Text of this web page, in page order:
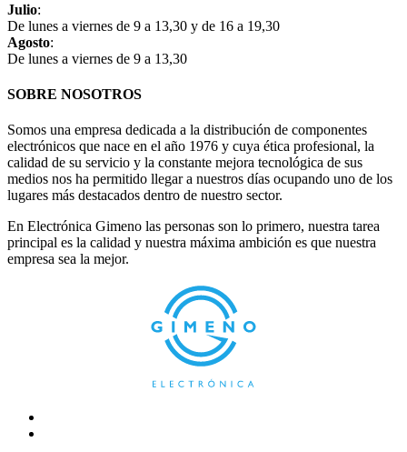
Julio:
De lunes a viernes de 9 a 13,30 y de 16 a 19,30
Agosto:
De lunes a viernes de 9 a 13,30
SOBRE NOSOTROS
Somos una empresa dedicada a la distribución de componentes
electrónicos que nace en el año 1976 y cuya ética profesional, la
calidad de su servicio y la constante mejora tecnológica de sus
medios nos ha permitido llegar a nuestros días ocupando uno de los
lugares más destacados dentro de nuestro sector.
En Electrónica Gimeno las personas son lo primero, nuestra tarea
principal es la calidad y nuestra máxima ambición es que nuestra
empresa sea la mejor.